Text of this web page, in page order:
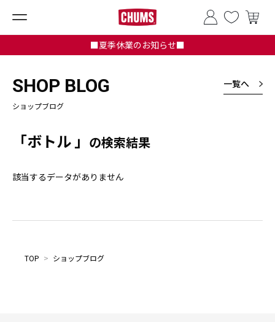
■夏季休業のお知らせ■
SHOP BLOG
ショップブログ
一覧へ
「ボトル 」 の検索結果
該当するデータがありません
TOP > ショップブログ